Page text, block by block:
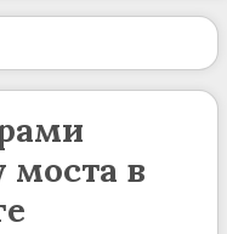
моста в